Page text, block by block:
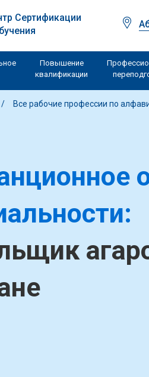
Сертификации
Повышение
квалификации
Все рабочие профессии по